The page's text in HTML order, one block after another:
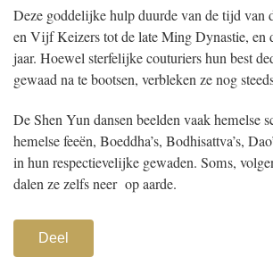
Deze goddelijke hulp duurde van de tijd van
en Vijf Keizers tot de late Ming Dynastie, en
jaar. Hoewel sterfelijke couturiers hun best
gewaad na te bootsen, verbleken ze nog
De Shen Yun dansen beelden vaak hemelse
hemelse feeën, Boeddha’s, Bodhisattva’s,
in hun respectievelijke gewaden. Soms,
dalen ze zelfs neer op aarde.
Deel